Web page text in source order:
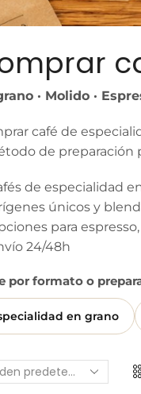
· Molido ·
café de
de preparación
de especialidad
únicos y
para
24/48h
por formato o
en grano